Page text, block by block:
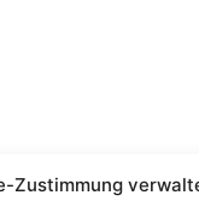
Zustimmung